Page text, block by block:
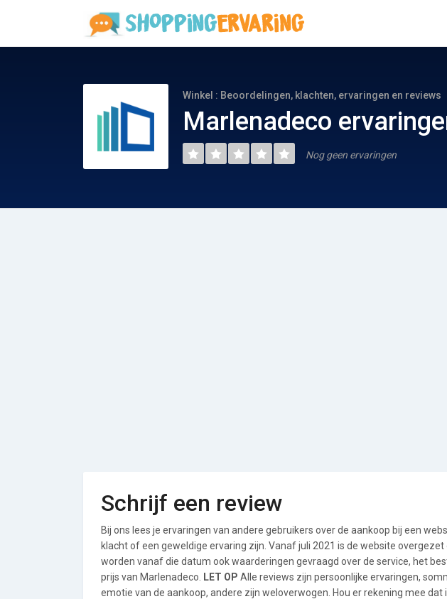
Winkel : Beoordelingen, klachten, ervaringen en reviews
Marlenadeco
Nog geen ervaringen
Schrijf een review
Bij ons lees je ervaringen van andere gebruikers over de aankoop bij een
klacht of een geweldige ervaring zijn. Vanaf juli 2021 is de website
worden vanaf die datum ook waarderingen gevraagd over de service, het
prijs van Marlenadeco.
LET OP Alle reviews zijn persoonlijke ervaringen,
emotie van de aankoop, andere zijn weloverwogen. Hou er rekening mee